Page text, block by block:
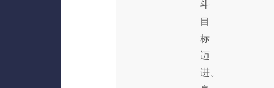
斗
目
标
迈
进。